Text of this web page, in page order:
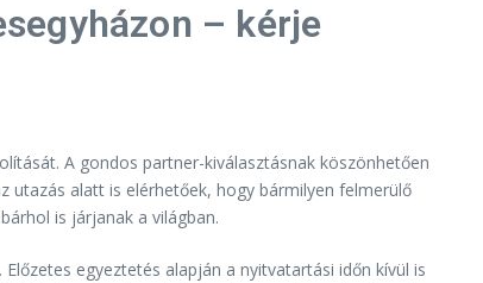
– kérje
A gondos partner-kiválasztásnak köszönhetően
utazás alatt is elérhetőek, hogy bármilyen felmerülő
is járjanak a világban.
egyeztetés alapján a nyitvatartási időn kívül is